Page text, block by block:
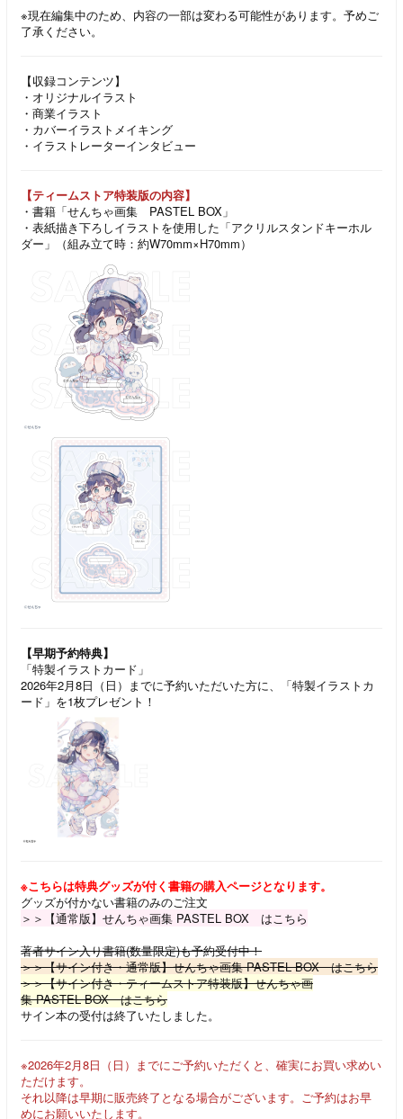
※現在編集中のため、内容の一部は変わる可能性があります。予めご
了承ください。
【収録コンテンツ】
・オリジナルイラスト
・商業イラスト
・カバーイラストメイキング
・イラストレーターインタビュー
【ティームストア特装版の内容】
・書籍「せんちゃ画集 PASTEL BOX」
・表紙描き下ろしイラストを使用した「アクリルスタンドキーホル
ダー」（組み立て時：約W70mm×H70mm）
【早期予約特典】
「特製イラストカード」
2026年2月8日（日）までに予約いただいた方に、「特製イラストカ
ード」を1枚プレゼント！
※こちらは特典グッズが付く書籍の購入ページとなります。
グッズが付かない書籍のみのご注文
＞＞【通常版】せんちゃ画集 PASTEL BOX はこちら
著者サイン入り書籍(数量限定)も予約受付中！
＞＞【サイン付き・通常版】せんちゃ画集 PASTEL BOX はこちら
＞＞【サイン付き・ティームストア特装版】せんちゃ画
集 PASTEL BOX はこちら
サイン本の受付は終了いたしました。
※2026年2月8日（日）までにご予約いただくと、確実にお買い求めい
ただけます。
それ以降は早期に販売終了となる場合がございます。ご予約はお早
めにお願いいたします。